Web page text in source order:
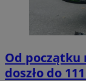
Od początku
doszło do